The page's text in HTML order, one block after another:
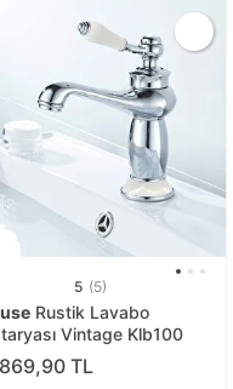
5 (5)
Rustik Lavabo
Vintage Klb100
TL